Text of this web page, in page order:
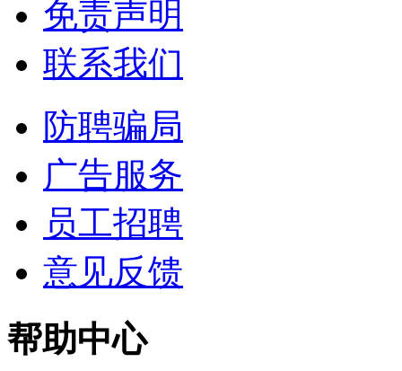
免责声明
联系我们
防聘骗局
广告服务
员工招聘
意见反馈
帮助中心